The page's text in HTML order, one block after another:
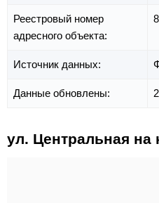
Реестровый номер
адресного объекта:
Источник данных:
Данные обновлены:
ул. Центральная на